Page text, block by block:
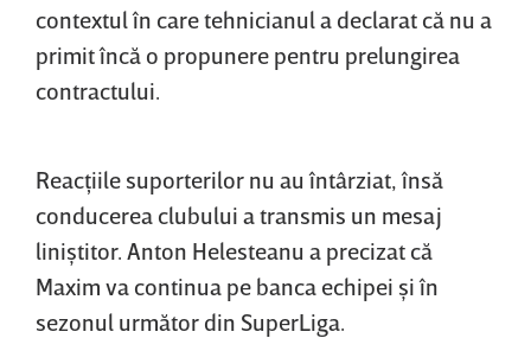
contextul în care tehnicianul a declarat că nu a
primit încă o propunere pentru prelungirea
contractului.
Reacţiile suporterilor nu au întârziat, însă
conducerea clubului a transmis un mesaj
liniştitor. Anton Helesteanu a precizat că
Maxim va continua pe banca echipei şi în
sezonul următor din SuperLiga.